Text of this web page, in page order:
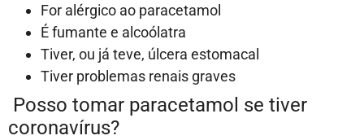
For alérgico ao paracetamol
É fumante e alcoólatra
Tiver, ou já teve, úlcera estomacal
Tiver problemas renais graves
Posso tomar paracetamol se tiver
coronavírus?